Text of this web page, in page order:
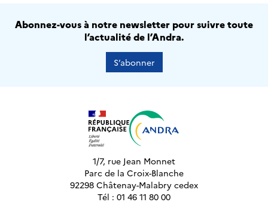
Abonnez-vous à notre newsletter pour suivre toute
l’actualité de l’Andra.
S’abonner
1/7, rue Jean Monnet
Parc de la Croix-Blanche
92298 Châtenay-Malabry cedex
Tél : 01 46 11 80 00